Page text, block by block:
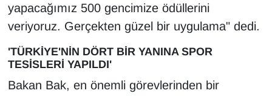
yapacağımız 500 gencimize ödüllerini
veriyoruz. Gerçekten güzel bir uygulama" dedi.
'TÜRKİYE'NİN DÖRT BİR YANINA SPOR
TESİSLERİ YAPILDI'
Bakan Bak, en önemli görevlerinden bir